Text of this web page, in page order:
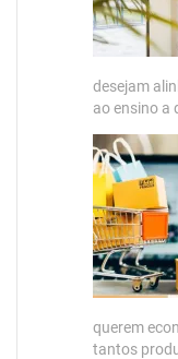
desejam
ao ensino a
querem
tantos